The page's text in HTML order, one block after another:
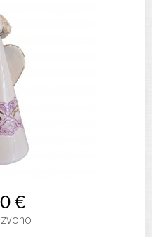
€